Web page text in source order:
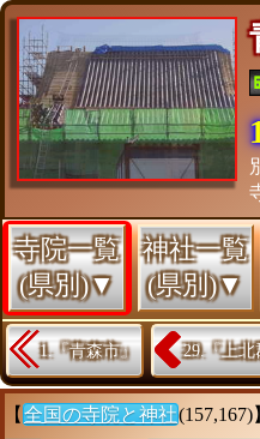
寺院一覧
(県別)▼
神社一覧
(県別)▼
1.『青森市』 29.『上
【 全国の寺院と神社(157,167)